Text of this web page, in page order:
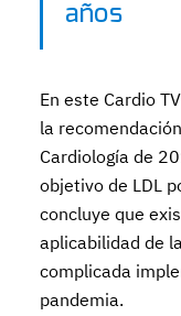
años
En este Cardio
la
Cardiología de
objetivo de LDL
concluye que
aplicabilidad de
complicada
pandemia.